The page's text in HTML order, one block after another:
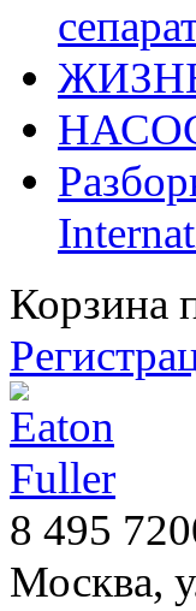
ЖИЗНЬ
НАСОС
Корзина
8 495
Москва,